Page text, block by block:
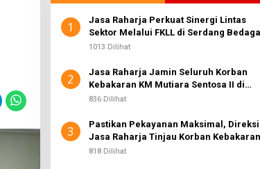
1
Jasa Raharja Perkuat Sinergi Lintas
Sektor Melalui FKLL di Serdang
1013 Dilihat
2
Jasa Raharja Jamin Seluruh Korban
Kebakaran KM Mutiara Sentosa II di
Perairan Sumenep
836 Dilihat
3
Pastikan Pekayanan Maksimal, Direksi
Jasa Raharja Tinjau Korban Kebakaran
KM Mutiara Sentosa II
818 Dilihat